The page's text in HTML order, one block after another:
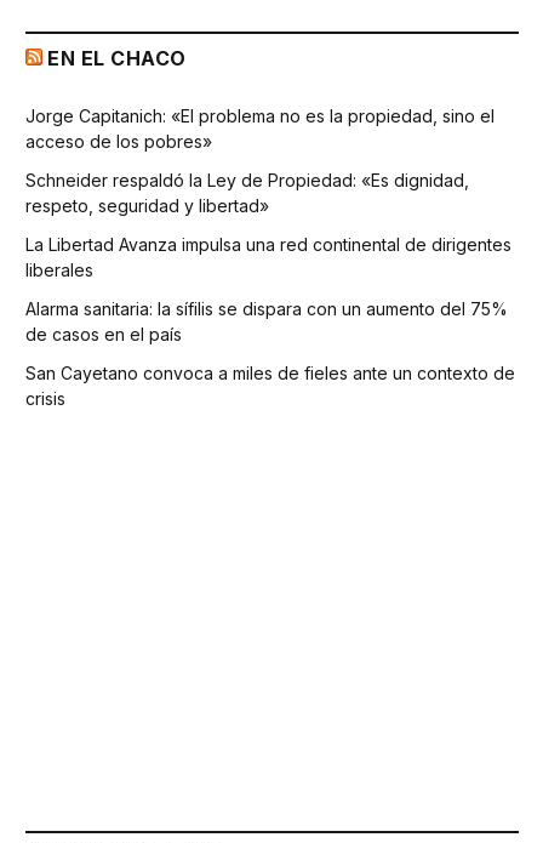
EN EL CHACO
Jorge Capitanich: «El problema no es la propiedad, sino el
acceso de los pobres»
Schneider respaldó la Ley de Propiedad: «Es dignidad,
respeto, seguridad y libertad»
La Libertad Avanza impulsa una red continental de dirigentes
liberales
Alarma sanitaria: la sífilis se dispara con un aumento del 75%
de casos en el país
San Cayetano convoca a miles de fieles ante un contexto de
crisis